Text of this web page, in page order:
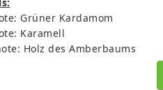
Grüner Kardamom
Karamell
Holz des Amberbaums